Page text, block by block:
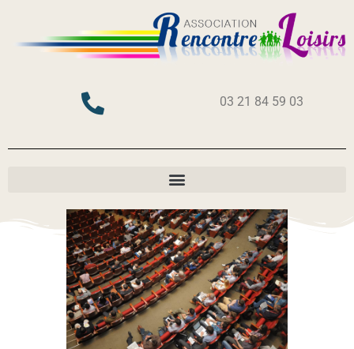
03 21 84 59 03